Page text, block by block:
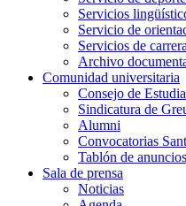
Servicios
Servicio de
Servicios de
Archivo
Comunidad universitaria
Consejo de
Sindicatura de
Alumni
Convocatorias
Tablón de anuncios
Sala de prensa
Noticias